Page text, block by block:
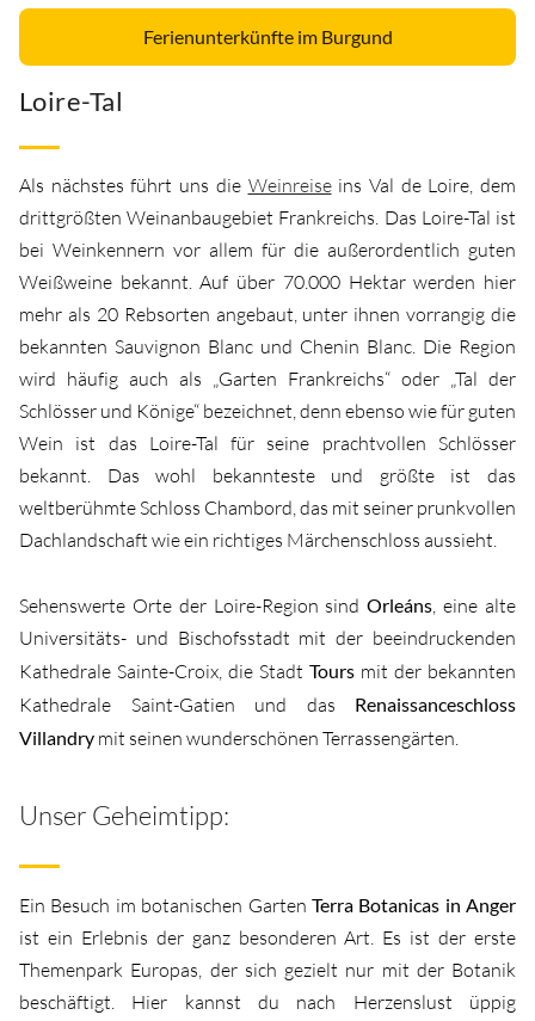
Ferienunterkünfte im Burgund
Loire-Tal
Als nächstes führt uns die Weinreiseins Val de Loire, dem
drittgrößten Weinanbaugebiet Frankreichs. Das Loire-Tal ist
bei Weinkennern vor allem für die außerordentlich guten
Weißweine bekannt. Auf über 70.000 Hektar werden hier
mehr als 20 Rebsorten angebaut, unter ihnen vorrangig die
bekannten Sauvignon Blanc und Chenin Blanc. Die Region
wird häufig auch als „Garten Frankreichs“ oder „Tal der
Schlösser und Könige“ bezeichnet, denn ebenso wie für guten
Wein ist das Loire-Tal für seine prachtvollen Schlösser
bekannt. Das wohl bekannteste und größte ist das
weltberühmte Schloss Chambord, das mit seiner prunkvollen
Dachlandschaft wie ein richtiges Märchenschloss aussieht.
Sehenswerte Orte der Loire-Region sindOrleáns, eine alte
Universitäts- und Bischofsstadt mit der beeindruckenden
Kathedrale Sainte-Croix, die Stadt Tours mit der bekannten
Kathedrale Saint-Gatien und das Renaissanceschloss
Villandry mit seinen wunderschönen Terrassengärten.
Unser Geheimtipp:
Ein Besuch im botanischen Garten Terra Botanicas in Anger
ist ein Erlebnis der ganz besonderen Art. Es ist der erste
Themenpark Europas, der sich gezielt nur mit der Botanik
beschäftigt. Hier kannst du nach Herzenslust üppig